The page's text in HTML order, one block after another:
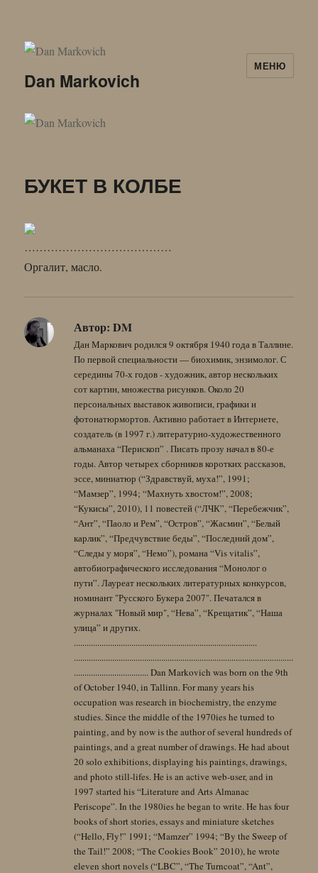
Dan Markovich
МЕНЮ
БУКЕТ В КОЛБЕ
…………………………………
Оргалит, масло.
Автор: DM
Дан Маркович родился 9 октября 1940 года в Таллине.
По первой специальности — биохимик, энзимолог. С
середины 70-х годов - художник, автор нескольких
сот картин, множества рисунков. Около 20
персональных выставок живописи, графики и
фотонатюрмортов. Активно работает в Интернете,
создатель (в 1997 г.) литературно-художественного
альманаха “Перископ” . Писать прозу начал в 80-е
годы. Автор четырех сборников коротких рассказов,
эссе, миниатюр (“Здравствуй, муха!”, 1991;
“Мамзер”, 1994; “Махнуть хвостом!”, 2008;
“Кукисы”, 2010), 11 повестей (“ЛЧК”, “Перебежчик”,
“Ант”, “Паоло и Рем”, “Остров”, “Жасмин”, “Белый
карлик”, “Предчувствие беды”, “Последний дом”,
“Следы у моря”, “Немо”), романа “Vis vitalis”,
автобиографического исследования “Монолог о
пути”. Лауреат нескольких литературных конкурсов,
номинант "Русского Букера 2007". Печатался в
журналах "Новый мир", “Нева”, “Крещатик”, “Наша
улица” и других.
......................................................................................
.......................................................................................................
................................... Dan Markovich was born on the 9th
of October 1940, in Tallinn. For many years his
occupation was research in biochemistry, the enzyme
studies. Since the middle of the 1970ies he turned to
painting, and by now is the author of several hundreds of
paintings, and a great number of drawings. He had about
20 solo exhibitions, displaying his paintings, drawings,
and photo still-lifes. He is an active web-user, and in
1997 started his “Literature and Arts Almanac
Periscope”. In the 1980ies he began to write. He has four
books of short stories, essays and miniature sketches
(“Hello, Fly!” 1991; “Mamzer” 1994; “By the Sweep of
the Tail!” 2008; “The Cookies Book” 2010), he wrote
eleven short novels (“LBC”, “The Turncoat”, “Ant”,